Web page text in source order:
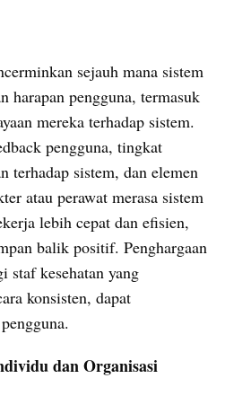
sejauh mana sistem
harapan pengguna, termasuk
mereka terhadap sistem.
pengguna, tingkat
terhadap sistem, dan elemen
atau perawat merasa sistem
lebih cepat dan efisien,
balik positif. Penghargaan
staf kesehatan yang
konsisten, dapat
dan Organisasi